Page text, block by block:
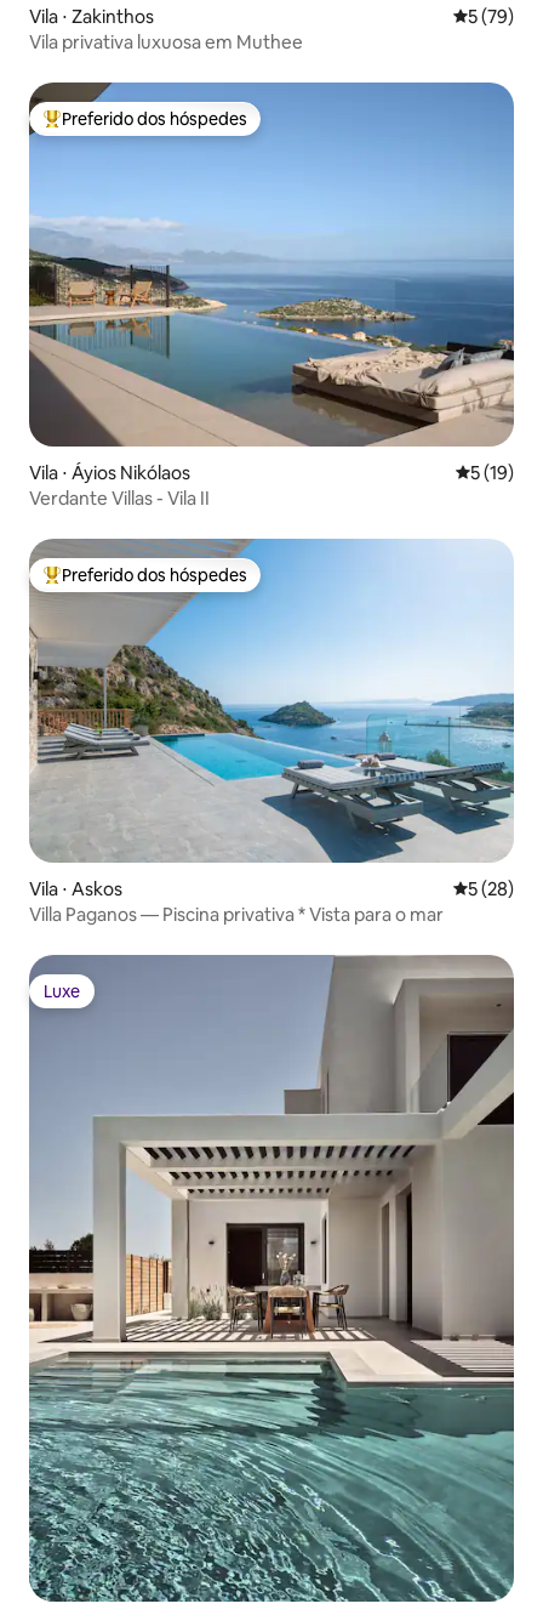
Vila ⋅ Zakinthos 5 de uma
5 (79)
Vila privativa luxuosa em Muthee
Entre os melhores preferidos dos hóspedes
Preferido dos hóspedes
Vila ⋅ Áyios Nikólaos 5 de uma
5 (19)
Verdante Villas - Vila II
Entre os melhores preferidos dos hóspedes
Preferido dos hóspedes
Vila ⋅ Askos 5 de uma
5 (28)
Villa Paganos — Piscina privativa * Vista para o mar
Luxe
Luxe